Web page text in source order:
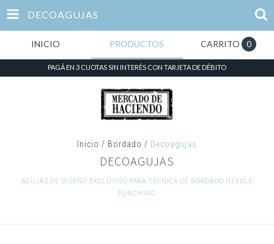
DECOAGUJAS
INICIO PRODUCTOS CARRITO 0
PAGÁ EN 3 CUOTAS SIN INTERÉS CON TARJETA DE DÉBITO
Inicio / Bordado / Decoagujas
DECOAGUJAS
AGUJAS DE DISEÑO EXCLUSIVO PARA TÉCNICA DE BORDADO NEEDLE
PUNCHING